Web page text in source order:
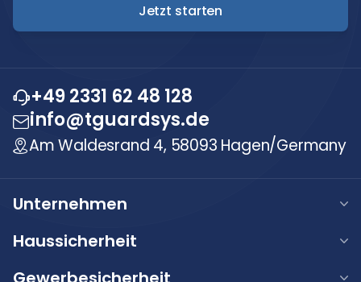
Jetzt starten
+49 2331 62 48 128
info@tguardsys.de
Am Waldesrand 4, 58093 Hagen/Germany
Unternehmen
Haussicherheit